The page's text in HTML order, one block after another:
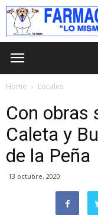
Home Locales
Con obras
Caleta y
de la Peña
13 octubre, 2020